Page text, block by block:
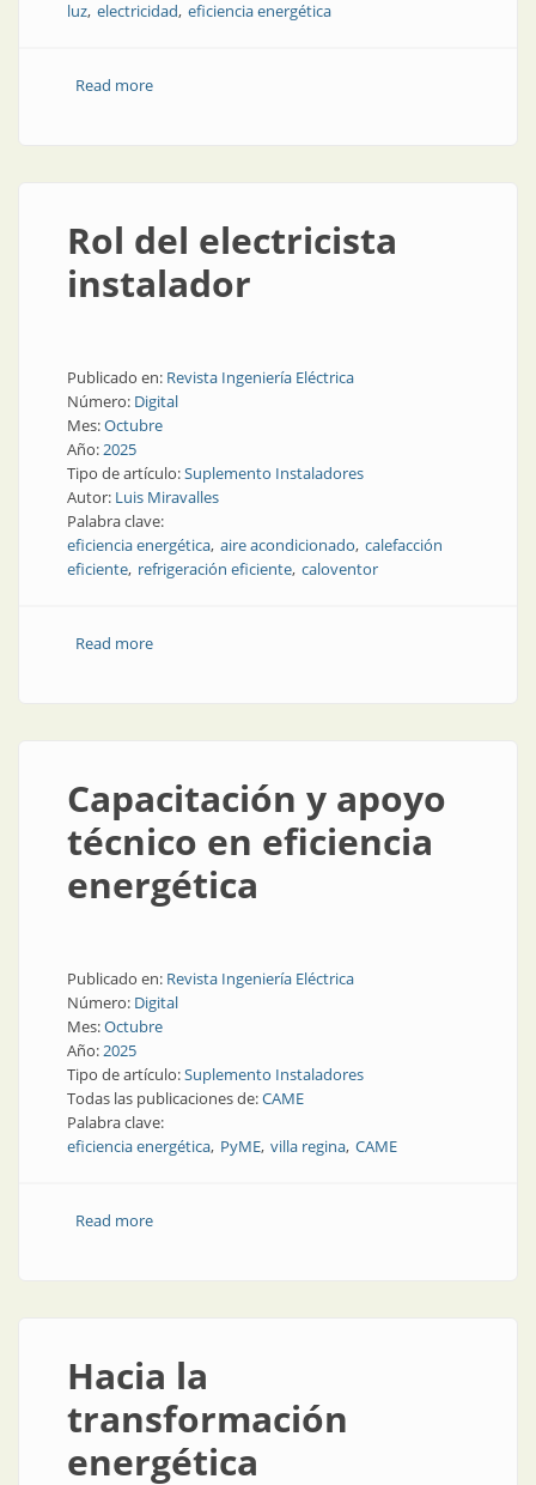
luz electricidad eficiencia energética
Read moreabout ¿Cómo mejorar la eficiencia energética en una
Rol del electricista
instalador
Publicado en: Revista Ingeniería Eléctrica
Número: Digital
Mes:Octubre
Año:2025
Tipo de artículo:Suplemento Instaladores
Autor: Luis Miravalles
Palabra clave:
eficiencia energética aire acondicionado calefacción
eficiente refrigeración eficiente caloventor
Read moreabout Rol del electricista instalador
Capacitación y apoyo
técnico en eficiencia
energética
Publicado en: Revista Ingeniería Eléctrica
Número: Digital
Mes:Octubre
Año:2025
Tipo de artículo:Suplemento Instaladores
Todas las publicaciones de:CAME
Palabra clave:
eficiencia energética PyME villa regina CAME
Read moreabout Capacitación y apoyo técnico en eficiencia
Hacia la
transformación
energética